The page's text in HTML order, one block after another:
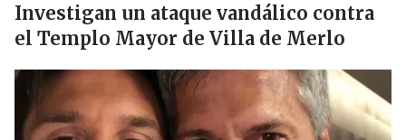
Investigan un ataque vandálico contra
el Templo Mayor de Villa de Merlo